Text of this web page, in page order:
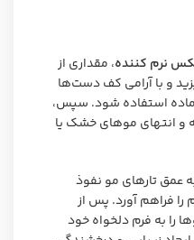
نرم کننده، مقداری از
و با آرامی کف دست‌ها
آماده استفاده شود. سپس،
و انتهای موهای خشک یا
تارهای مو نفوذ
را فراهم آورد. پس از
را به فرم دلخواه خود